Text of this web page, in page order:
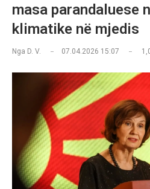
masa parandaluese
klimatike në mjedis
Nga D. V. 07.04.2026 15:07